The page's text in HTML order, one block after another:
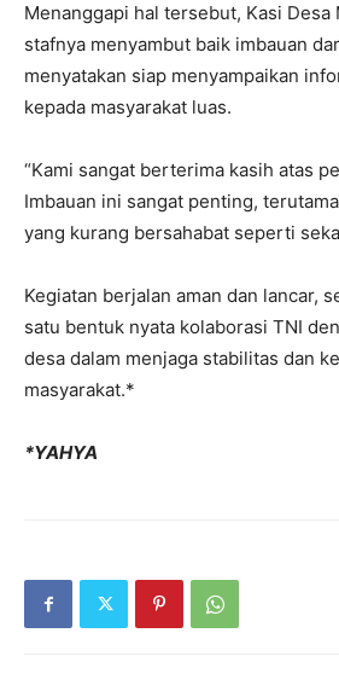
Menanggapi hal tersebut, Kasi Desa
stafnya menyambut baik imbauan
menyatakan siap menyampaikan
kepada masyarakat luas.
“Kami sangat berterima kasih atas
Imbauan ini sangat penting,
yang kurang bersahabat seperti
Kegiatan berjalan aman dan lancar,
satu bentuk nyata kolaborasi TNI
desa dalam menjaga stabilitas dan
masyarakat.*
*YAHYA